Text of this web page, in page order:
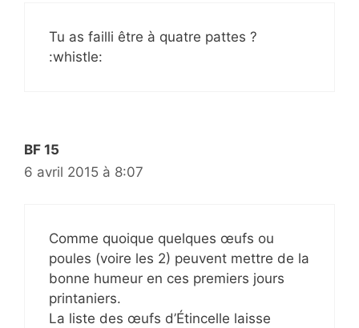
Tu as failli être à quatre pattes ?
:whistle:
BF 15
6 avril 2015 à 8:07
Comme quoique quelques œufs ou
poules (voire les 2) peuvent mettre de la
bonne humeur en ces premiers jours
printaniers.
La liste des œufs d’Étincelle laisse